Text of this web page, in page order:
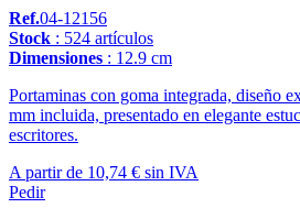
Ref.04-12156
Stock : 524 artículos
Dimensiones : 12.9 cm
Portaminas con goma integrada, diseño
mm incluida, presentado en elegante
escritores.
A partir de 10,74 € sin IVA
Pedir